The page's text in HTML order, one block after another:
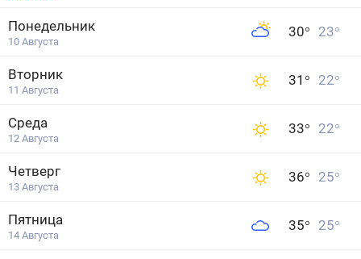
Понедельник
10 Августа
30° 23°
Вторник
11 Августа
31 ° 22°
Среда
12 Августа
33° 22°
Четверг
13 Августа
36° 25°
Пятница
14 Августа
35° 25°